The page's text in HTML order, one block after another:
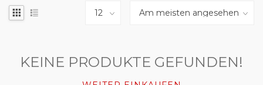
KEINE PRODUKTE GEFUNDEN!